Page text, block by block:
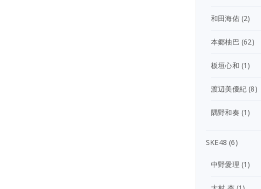
和田海佑(2)
本郷柚巴 (62)
板垣心和 (1)
渡辺美優紀 (8)
隅野和奏 (1)
SKE48 (6)
中野愛理 (1)